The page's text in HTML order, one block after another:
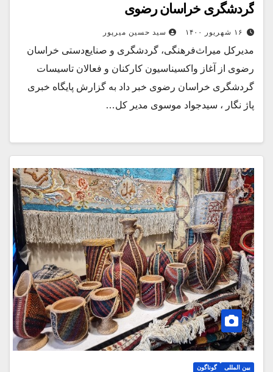
گردشگری خراسان رضوی
۱۶ شهریور ۱۴۰۰ سید حسین میرپور
مدیرکل میراث‌فرهنگی، گردشگری و صنایع‌‌دستی خراسان
رضوی از آغاز واکسیناسیون کارکنان و فعالان تاسیسات
گردشگری خراسان رضوی خبر داد به گزارش پایگاه خبری
پاژ نگار ، سیدجواد موسوی مدیر کل…
بین المللی گوناگون